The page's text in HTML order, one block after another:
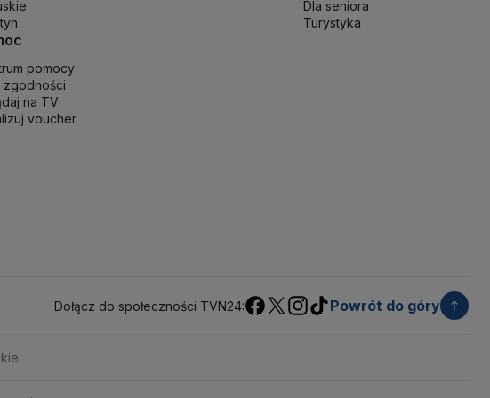
Unia Europejska
Dla seniora
Turystyka
pomocy
zgodności
na TV
voucher
Dołącz do społeczności TVN24: Powrót do góry